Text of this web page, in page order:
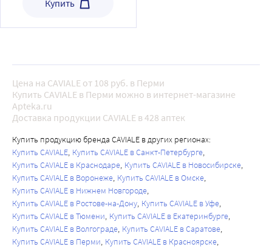
Купить
Цена на CAVIALE от 108 руб. в Перми
Купить CAVIALE в Перми можно в интернет-магазине
Apteka.ru
Доставка продукции CAVIALE в 428 аптек
Купить продукцию бренда CAVIALE в других регионах:
Купить CAVIALE Купить CAVIALE в Санкт-Петербурге
Купить CAVIALE в Краснодаре Купить CAVIALE в Новосибирске
Купить CAVIALE в Воронеже Купить CAVIALE в Омске
Купить CAVIALE в Нижнем Новгороде
Купить CAVIALE в Ростове-на-Дону Купить CAVIALE в Уфе
Купить CAVIALE в Тюмени Купить CAVIALE в Екатеринбурге
Купить CAVIALE в Волгограде Купить CAVIALE в Саратове
Купить CAVIALE в Перми Купить CAVIALE в Красноярске